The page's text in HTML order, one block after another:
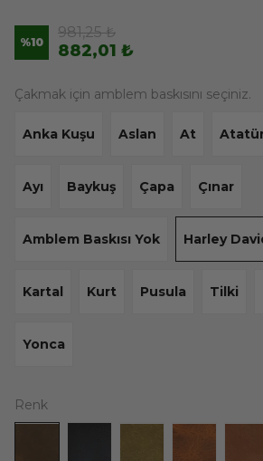
%10
981,25 ₺
882,01 ₺
Çakmak için amblem baskısını seçiniz.
Anka Kuşu Aslan At
Ayı Baykuş Çapa Çınar
Amblem Baskısı Yok Harley
Kartal Kurt Pusula Tilki
Yonca
Renk